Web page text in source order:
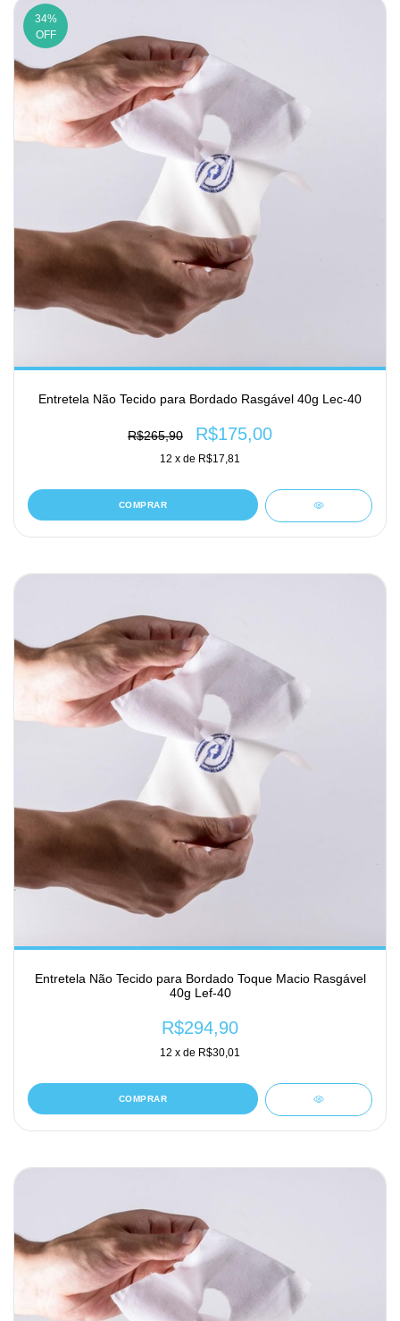
34%
OFF
Entretela Não Tecido para Bordado Rasgável 40g Lec-40
R$265,90 R$175,00
12 x de R$17,81
COMPRAR
Entretela Não Tecido para Bordado Toque Macio Rasgável
40g Lef-40
R$294,90
12 x de R$30,01
COMPRAR